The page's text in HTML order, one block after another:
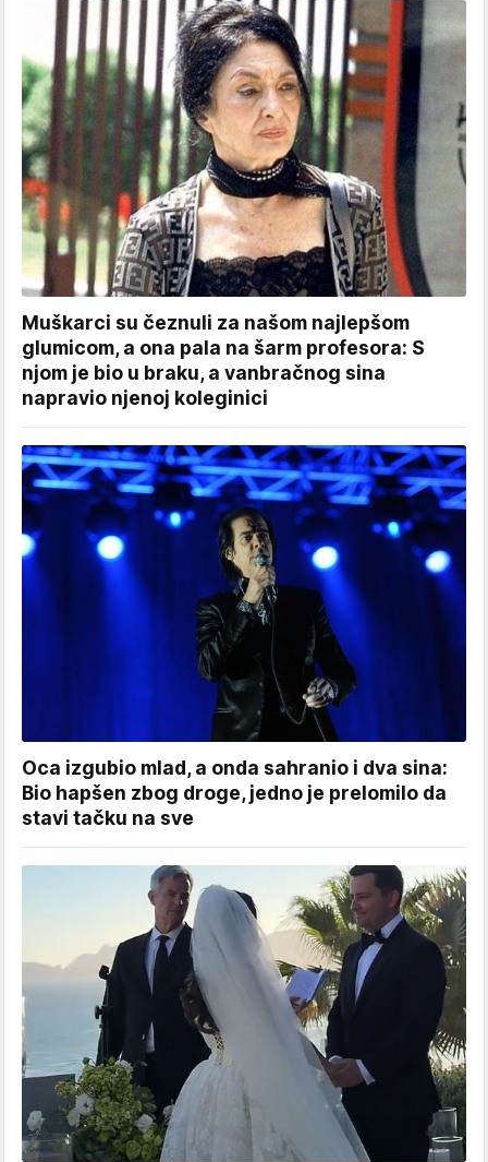
Muškarci su čeznuli za našom najlepšom
glumicom, a ona pala na šarm profesora: S
njom je bio u braku, a vanbračnog sina
napravio njenoj koleginici
Oca izgubio mlad, a onda sahranio i dva sina:
Bio hapšen zbog droge, jedno je prelomilo da
stavi tačku na sve